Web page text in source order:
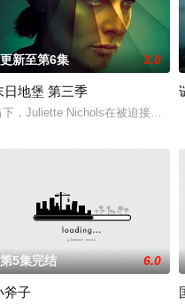
原本过住灿烂生活，直至一位
更新至第6集 3.0
日地堡 第三季
下，Juliette Nichols在被迫接受“净
第5集完结 6.0
斧子